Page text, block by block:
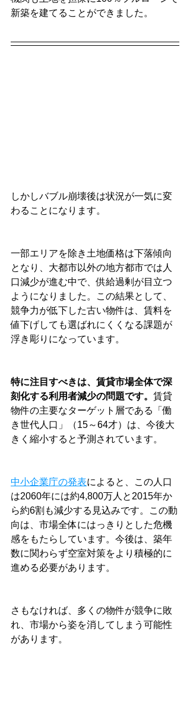
新築を建てることができました。
しかしバブル崩壊後は状況が一気に変
わることになります。
一部エリアを除き土地価格は下落傾向
となり、大都市以外の地方都市では人
口減少が進む中で、供給過剰が目立つ
ようになりました。この結果として、
競争力が低下した古い物件は、賃料を
値下げしても選ばれにくくなる課題が
浮き彫りになっています。
特に注目すべきは、賃貸市場全体で深
刻化する利用者減少の問題です。 賃貸
物件の主要なターゲット層である「働
き世代人口」（15～64才）は、今後大
きく縮小すると予測されています。
中小企業庁の発表によると、この人口
は2060年には約4,800万人と2015年か
ら約6割も減少する見込みです。この動
向は、市場全体にはっきりとした危機
感をもたらしています。今後は、築年
数に関わらず空室対策をより積極的に
進める必要があります。
さもなければ、多くの物件が競争に敗
れ、市場から姿を消してしまう可能性
があります。